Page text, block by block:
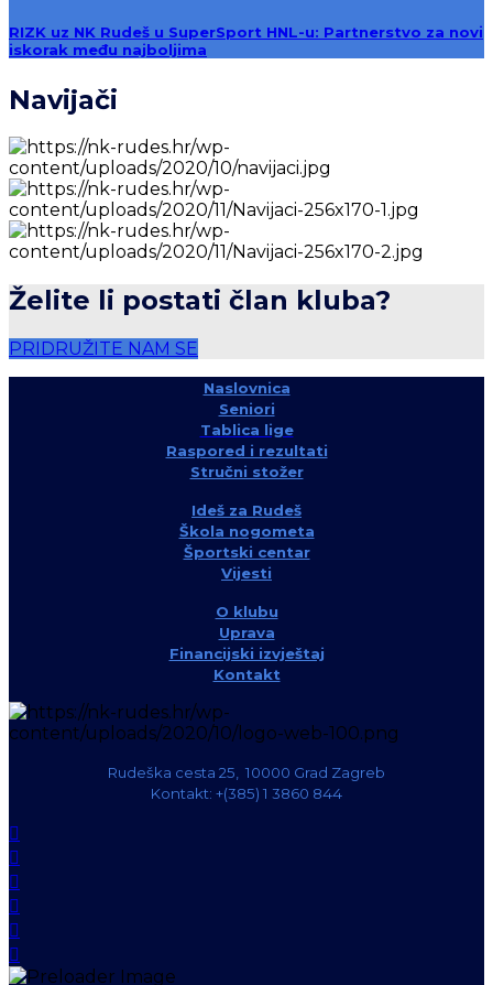
RIZK uz NK Rudeš u SuperSport HNL-u: Partnerstvo za novi
iskorak među najboljima
Navijači
Želite li postati član kluba?
PRIDRUŽITE NAM SE
Naslovnica
Seniori
Tablica lige
Raspored i rezultati
Stručni stožer
Ideš za Rudeš
Škola nogometa
Športski centar
Vijesti
O klubu
Uprava
Financijski izvještaj
Kontakt
Rudeška cesta 25, 10000 Grad Zagreb
Kontakt: +(385) 1 3860 844